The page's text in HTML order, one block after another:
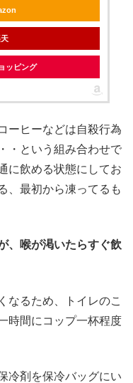
ッピング
ーヒーなどは自殺行為
・という組み合わせで
に飲める状態にしてお
、最初から凍ってるも
、喉が渇いたらすぐ飲
なるため、トイレのこ
時間にコップ一杯程度
冷剤を保冷バッグにい